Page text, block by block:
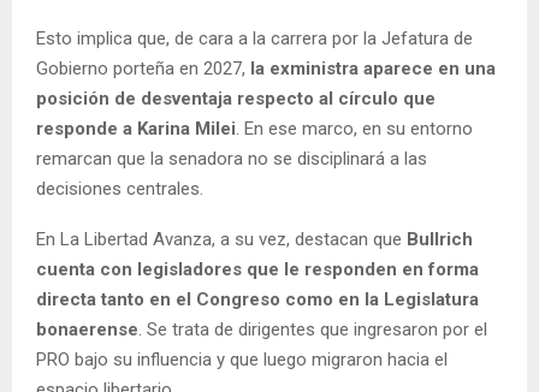
Esto implica que, de cara a la carrera por la Jefatura de
Gobierno porteña en 2027, la exministra aparece en una
posición de desventaja respecto al círculo que
responde a Karina Milei. En ese marco, en su entorno
remarcan que la senadora no se disciplinará a las
decisiones centrales.
En La Libertad Avanza, a su vez, destacan que Bullrich
cuenta con legisladores que le responden en forma
directa tanto en el Congreso como en la Legislatura
bonaerense. Se trata de dirigentes que ingresaron por el
PRO bajo su influencia y que luego migraron hacia el